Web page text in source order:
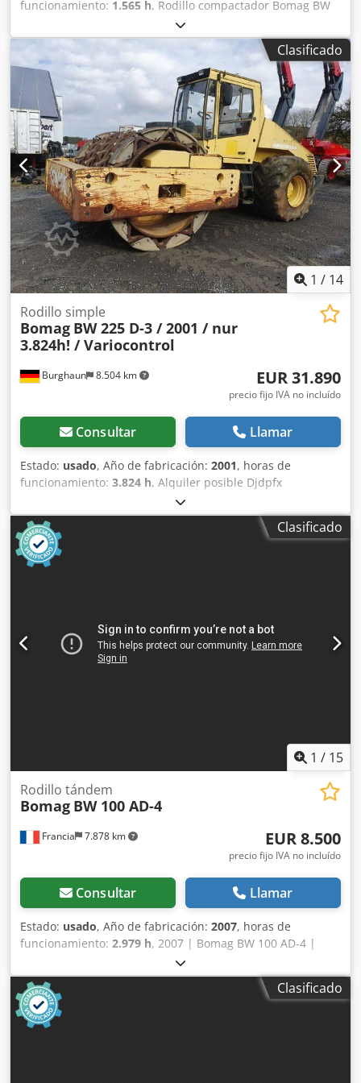
funcionamiento: 1.565 h, Rodillo compactador Bomag BW
154 AP-4 AM, año de fabricación: 2014, horas de
funcionamiento: solo 1565 h, motor: Kubota [55,4 kW/75
CV], sistema Asphalt Manager 2, distribuidor de asfalto
Bomag, cortador de asfalto lateral derecho, peso: 7300 kg,
tambor de superficie lisa, buen estado, listo para su uso
inmediato. Si lo desea, le ofrecemos una propuesta de
arrendamiento o financiación. El Sr. Mihm (teléfono: )
estará encantado de atenderle. Encontrará más
información en nuestra página web. Salvo errores y venta
previa. Posibilidad de alquiler. = Más información = Dodpfx
Ajzpdh Usp Heck Póngase en contacto con Tobias Ebert
para obtener más información.
Clasificado
1 / 14
Burghaun 8.504 km
Rodillo simple
Bomag BW 225 D-3 / 2001 / nur
3.824h! / Variocontrol
EUR 31.890
precio fijo IVA no incluído
Consultar Llamar
Estado: usado, Año de fabricación: 2001, horas de
funcionamiento: 3.824 h, Alquiler posible Djdpfx
Aozpdhzep Hjck = Más información = Póngase en contacto
con Tobias Ebert para obtener más información.
Clasificado
1 / 15
Francia 7.878 km
Rodillo tándem
Bomag BW 100 AD-4
EUR 8.500
precio fijo IVA no incluído
Consultar Llamar
Estado: usado, Año de fabricación: 2007, horas de
funcionamiento: 2.979 h, 2007 | Bomag BW 100 AD-4 |
Rodillo tándem usado | 2979 horas 📍Ubicación: Francia 🚛
Entrega disponible a su destino; ¡utilice nuestra
calculadora de envío para estimar los costes de transporte!
💰 Compre ahora por 8500 EUR o haga una oferta. El pago
contra entrega está disponible por una tarifa asequible
Clasificado